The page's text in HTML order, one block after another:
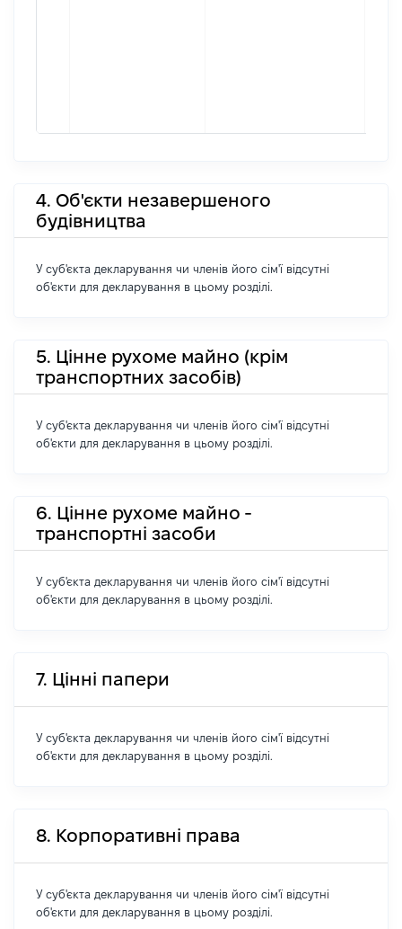
4. Об'єкти незавершеного
будівництва
У суб'єкта декларування чи членів його сім'ї відсутні
об'єкти для декларування в цьому розділі.
5. Цінне рухоме майно (крім
транспортних засобів)
У суб'єкта декларування чи членів його сім'ї відсутні
об'єкти для декларування в цьому розділі.
6. Цінне рухоме майно -
транспортні засоби
У суб'єкта декларування чи членів його сім'ї відсутні
об'єкти для декларування в цьому розділі.
7. Цінні папери
У суб'єкта декларування чи членів його сім'ї відсутні
об'єкти для декларування в цьому розділі.
8. Корпоративні права
У суб'єкта декларування чи членів його сім'ї відсутні
об'єкти для декларування в цьому розділі.